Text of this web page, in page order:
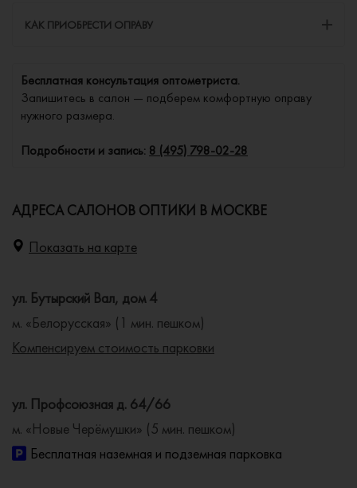
КАК ПРИОБРЕСТИ ОПРАВУ
Бесплатная консультация оптометриста.
Запишитесь в салон — подберем комфортную оправу
нужного размера.
Подробности и запись: 8 (495) 798-02-28
АДРЕСА САЛОНОВ ОПТИКИ В МОСКВЕ
Показать на карте
ул. Бутырский Вал, дом 4
м. «Белорусская» (1 мин. пешком)
Компенсируем стоимость парковки
ул. Профсоюзная д. 64/66
м. «Новые Черёмушки» (5 мин. пешком)
Бесплатная наземная и подземная парковка